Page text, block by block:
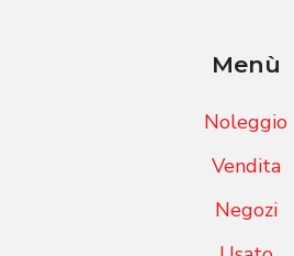
Menù
Noleggio
Vendita
Negozi